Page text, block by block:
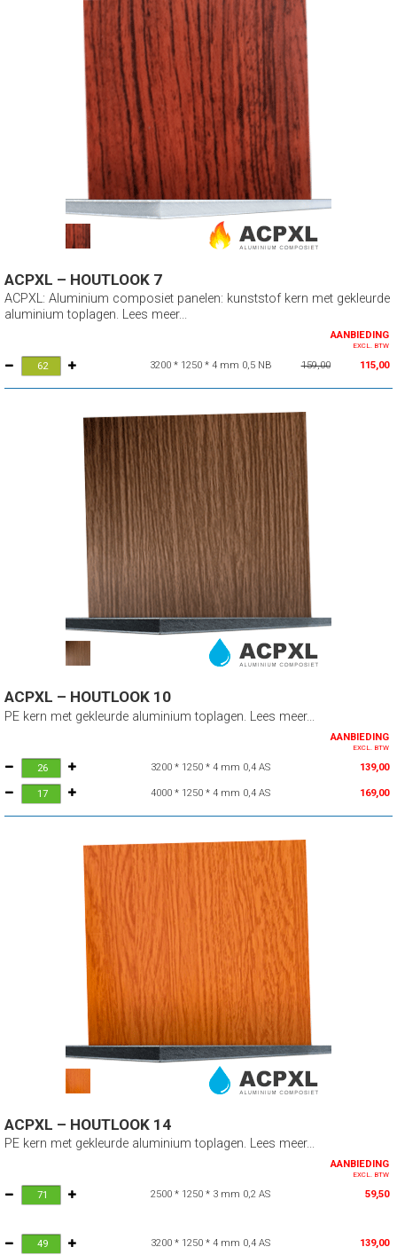
ACPXL – HOUTLOOK 7
ACPXL: Aluminium composiet panelen: kunststof kern met gekleurde
aluminium toplagen. Lees meer...
AANBIEDING
EXCL. BTW
3200 * 1250 * 4 mm 0,5 NB 159,00 115,00
ACPXL – HOUTLOOK 10
PE kern met gekleurde aluminium toplagen. Lees meer...
AANBIEDING
EXCL. BTW
3200 * 1250 * 4 mm 0,4 AS 139,00
4000 * 1250 * 4 mm 0,4 AS 169,00
ACPXL – HOUTLOOK 14
PE kern met gekleurde aluminium toplagen. Lees meer...
AANBIEDING
EXCL. BTW
2500 * 1250 * 3 mm 0,2 AS 59,50
3200 * 1250 * 4 mm 0,4 AS 139,00